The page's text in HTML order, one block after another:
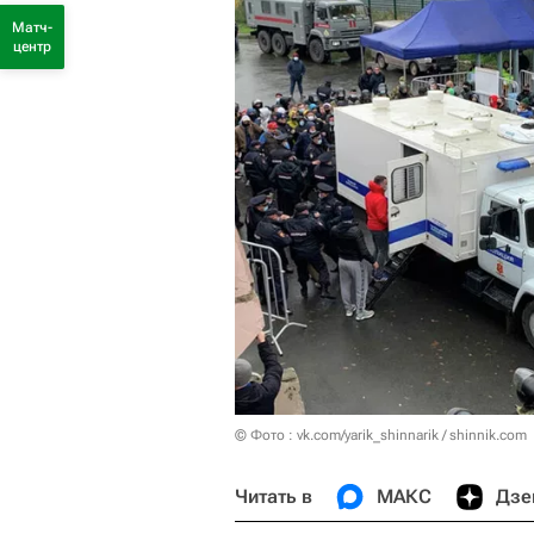
© Фото : vk.com/yarik_shinnarik / shinnik.com
Читать в МАКС
Матч-
центр